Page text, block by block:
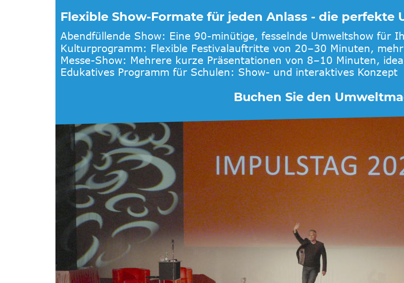
Flexible Show-Formate für jeden Anlass - die
Abendfüllende Show: Eine 90-minütige, fesselnde Umweltshow für
Kulturprogramm: Flexible Festivalauftritte von 20–30 Minuten,
Messe-Show: Mehrere kurze Präsentationen von 8–10 Minuten,
Edukatives Programm für Schulen: Show- und interaktives Konzept
Buchen Sie den